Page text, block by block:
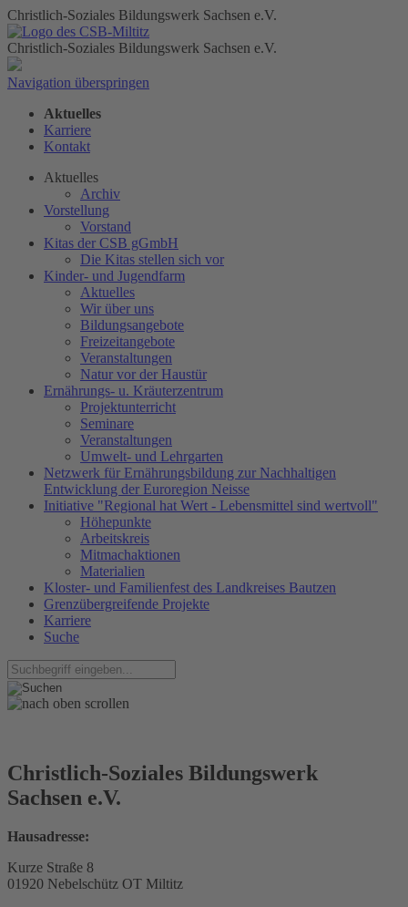
Christlich-Soziales Bildungswerk Sachsen e.V.
Christlich-Soziales Bildungswerk Sachsen e.V.
Navigation überspringen
Aktuelles
Karriere
Kontakt
Aktuelles
Archiv
Vorstellung
Vorstand
Kitas der CSB gGmbH
Die Kitas stellen sich vor
Kinder- und Jugendfarm
Aktuelles
Wir über uns
Bildungsangebote
Freizeitangebote
Veranstaltungen
Natur vor der Haustür
Ernährungs- u. Kräuterzentrum
Projektunterricht
Seminare
Veranstaltungen
Umwelt- und Lehrgarten
Netzwerk für Ernährungsbildung zur Nachhaltigen
Entwicklung der Euroregion Neisse
Initiative "Regional hat Wert - Lebensmittel sind wertvoll"
Höhepunkte
Arbeitskreis
Mitmachaktionen
Materialien
Kloster- und Familienfest des Landkreises Bautzen
Grenzübergreifende Projekte
Karriere
Suche
Christlich-Soziales Bildungswerk
Sachsen e.V.
Hausadresse:
Kurze Straße 8
01920 Nebelschütz OT Miltitz